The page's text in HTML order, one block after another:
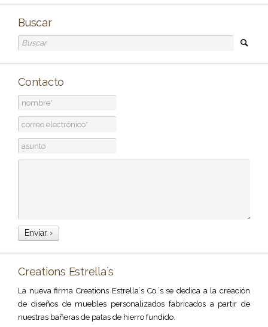
Buscar
Contacto
Creations Estrella´s
La nueva firma Creations Estrella´s Co.´s se dedica a la creación
de diseños de muebles personalizados fabricados a partir de
nuestras bañeras de patas de hierro fundido.